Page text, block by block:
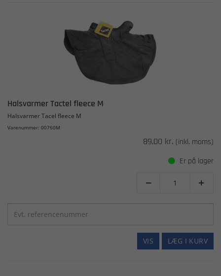
Halsvarmer Tactel fleece M
Halsvarmer Tacel fleece M
Varenummer: 00760M
89,00 kr. (inkl. moms)
Er på lager
 
LÆG I KURV
VIS